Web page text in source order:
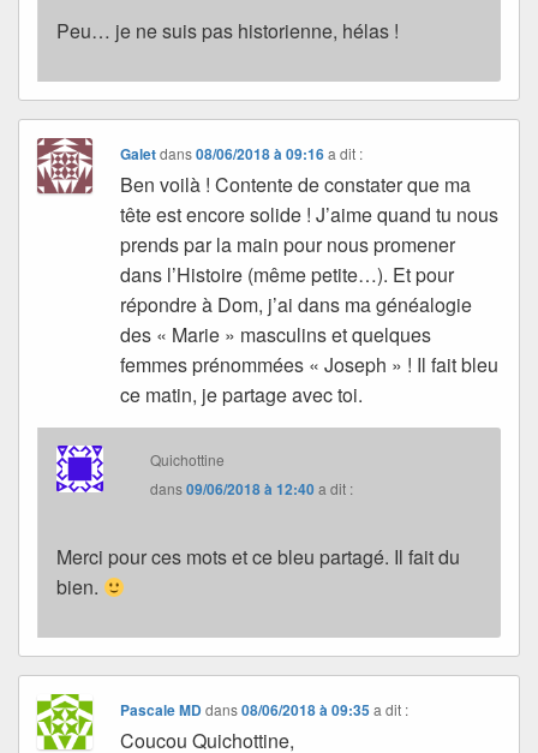
Peu… je ne suis pas historienne, hélas !
Galetdans08/06/2018 à 09:16 a dit :
Ben voilà ! Contente de constater que ma
tête est encore solide ! J’aime quand tu nous
prends par la main pour nous promener
dans l’Histoire (même petite…). Et pour
répondre à Dom, j’ai dans ma généalogie
des « Marie » masculins et quelques
femmes prénommées « Joseph » ! Il fait bleu
ce matin, je partage avec toi.
Quichottine
dans09/06/2018 à 12:40a dit :
Merci pour ces mots et ce bleu partagé. Il fait du
bien.
Pascale MDdans08/06/2018 à 09:35 a dit :
Coucou Quichottine,